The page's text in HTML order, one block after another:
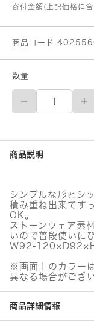
寄付金額(上記価格に
商品コード
数量
ス
ッ
ン
グ
マ
リ
ビ
330ml(ラ
イ
ト
レ
ー)
個
商品説明
シンプルな形とシ
積み重ね出来てす
OK。
ストーンウェア素
いので普段使いに
W92-
※画面上のカラー
異なる場合がござ
商品詳細情報